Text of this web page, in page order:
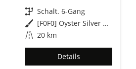
Getriebe Schalt. 6-Gang
Außenfarbe
[F0F0] Oyster Silver Metallic
Kilometerstand 20 km
Details